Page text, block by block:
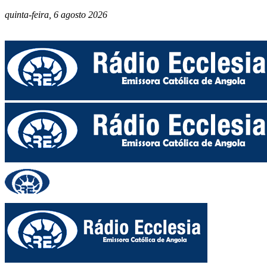
quinta-feira, 6 agosto 2026